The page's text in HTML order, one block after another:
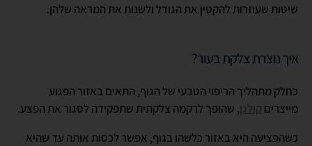
שיטות שעוזרות להקטין את הגודל ולשנות את המראה שלהן.
איך נוצרת צלקת בעור?
כחלק מתהליך הריפוי הטבעי של הגוף, התאים באזור הפגוע
מייצרים קולגן, שהופך לרקמה צלקתית שתפקידה לסגור את הפצע.
כשהפציעה היא באזור כלשהו בגוף, אפשר לכסות אותה עד שהיא